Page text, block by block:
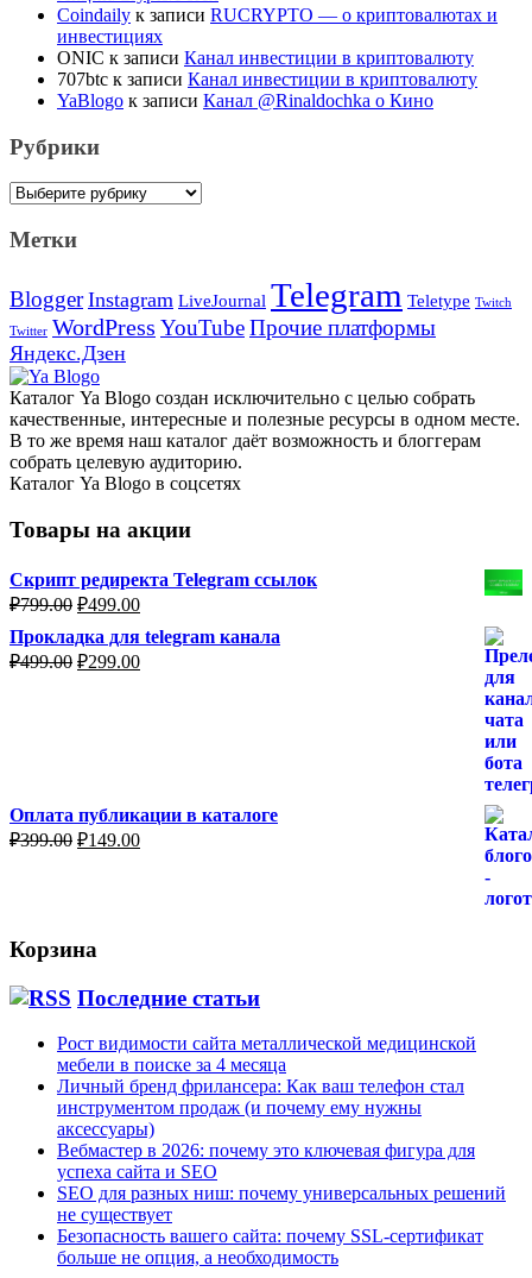
Coindaily к записи RUCRYPTO — о криптовалютах и
инвестициях
ONIC к записи Канал инвестиции в криптовалюту
707btc к записи Канал инвестиции в криптовалюту
YaBlogo к записи Канал @Rinaldochka о Кино
Рубрики
Рубрики
Метки
Blogger Instagram LiveJournal Telegram Teletype Twitch
Twitter WordPress YouTubeПрочие платформы
Яндекс.Дзен
Каталог Ya Blogo создан исключительно с целью собрать
качественные, интересные и полезные ресурсы в одном месте.
В то же время наш каталог даёт возможность и блоггерам
собрать целевую аудиторию.
Каталог Ya Blogo в соцсетях
Товары на акции
Скрипт редиректа Telegram ссылок
₽799.00 Первоначальная
составляла
₽799.00.
₽499.00Текущая
₽499.00.
Прокладка для telegram канала
₽499.00 Первоначальная
₽299.00Текущая
Оплата публикации в каталоге
₽399.00 Первоначальная
₽149.00Текущая
Корзина
Последние статьи
Рост видимости сайта металлической медицинской
мебели в поиске за 4 месяца
Личный бренд фрилансера: Как ваш телефон стал
инструментом продаж (и почему ему нужны
аксессуары)
Вебмастер в 2026: почему это ключевая фигура для
успеха сайта и SEO
SEO для разных ниш: почему универсальных решений
не существует
Безопасность вашего сайта: почему SSL-сертификат
больше не опция, а необходимость